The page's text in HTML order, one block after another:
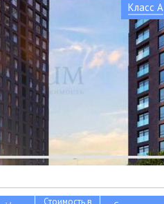
Класс A
Стоимость в